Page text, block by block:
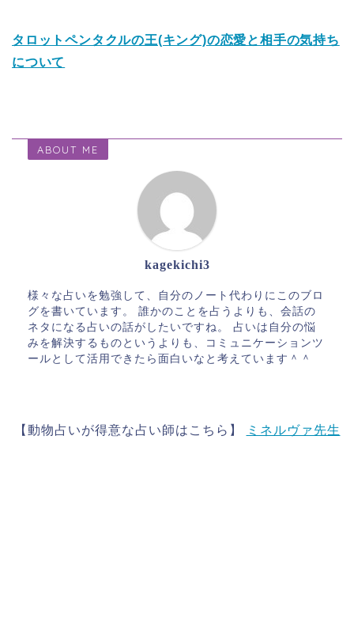
タロットペンタクルの王(キング)の恋愛と相手の気持ち
について
ABOUT ME
kagekichi3
様々な占いを勉強して、自分のノート代わりにこのブロ
グを書いています。 誰かのことを占うよりも、会話の
ネタになる占いの話がしたいですね。 占いは自分の悩
みを解決するものというよりも、コミュニケーションツ
ールとして活用できたら面白いなと考えています＾＾
【動物占いが得意な占い師はこちら】 ミネルヴァ先生